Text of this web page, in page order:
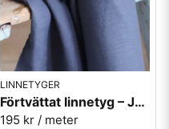
LINNETYGER
Förtvättat linnetyg – Jeansblå (230 g/m²)
195 kr / meter